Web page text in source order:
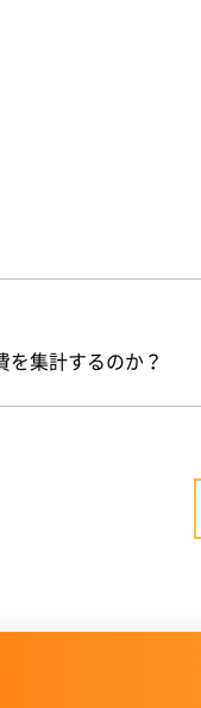
を集計するのか？